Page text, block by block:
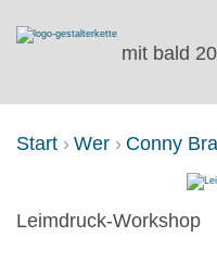
mit bald
Start Wer Conny
LEIMDRUCK-
Leimdruck-Workshop